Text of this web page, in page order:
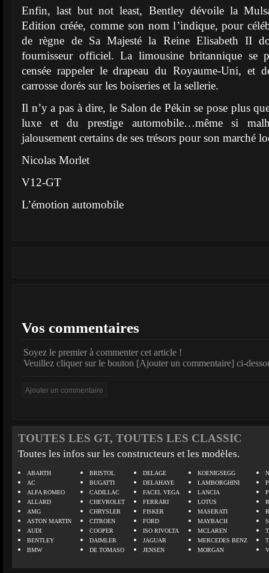
Enfin, last but not least, Bentley dévoile la
Edition créée, comme son nom l’indique, pour
de règne de Sa Majesté la Reine Elisabeth II
fournisseur officiel. La limousine britannique se
censée rappeler le drapeau du Royaume-Uni, et
carrosse dorés sur les boiseries et la sellerie.
Il n’y a pas à dire, le Salon de Pékin se pose plus
luxe et du prestige automobile…même si
jalousement certains de ses trésors pour son marché
Nicolas Morlet
V12-GT
L’émotion automobile
Vos commentaires
Soyez le premier à commenter cet article !
Veuillez cliquer sur le bouton [Ajouter un commentaire] ci-
TOUTES LES GT, TOUTES LES CLASSIC
Toutes les infos sur les constructeurs et les modèles.
ABARTH
AC
ALFA ROMEO
ALLARD
AMG
ASTON MARTIN
AUDI
BENTLEY
BMW
BRISTOL
BUGATTI
CADILLAC
CHEVROLET
CHRYSLER
CITROEN
COOPER
DAIMLER
DE TOMASO
DELAGE
DELAHAYE
FACEL VEGA
FERRARI
FISKER
FORD
ISO RIVOLTA
JAGUAR
JENSEN
KOENIGSEGG
LAMBORGHINI
LANCIA
LOTUS
MASERATI
MAYBACH
MCLAREN
MERCEDES BENZ
MORGAN